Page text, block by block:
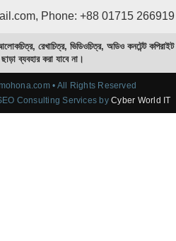
Phone: +88 01715 266919
রেখাচিত্র, ভিডিওচিত্র, অডিও কনটেন্ট কপিরাইট
ব্যবহার করা যাবে না।
• All Rights Reserved
Consulting Services byCyber World IT